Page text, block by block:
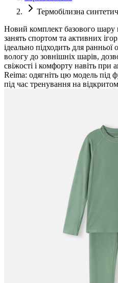
Термобілизна
Новий комплект базового шару
занять спортом та активних
ідеально підходить для ранньої
вологу до зовнішніх шарів,
свіжості і комфорту навіть при
Reima: одягніть цю модель під
під час тренування на